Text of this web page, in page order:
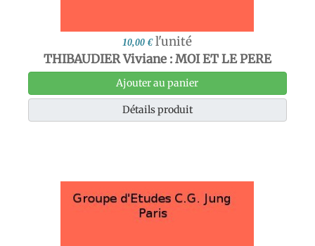
10,00 € l'unité
THIBAUDIER Viviane : MOI ET LE PERE
Ajouter au panier
Détails produit